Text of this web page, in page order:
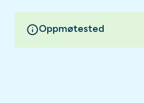
Oppmøtested